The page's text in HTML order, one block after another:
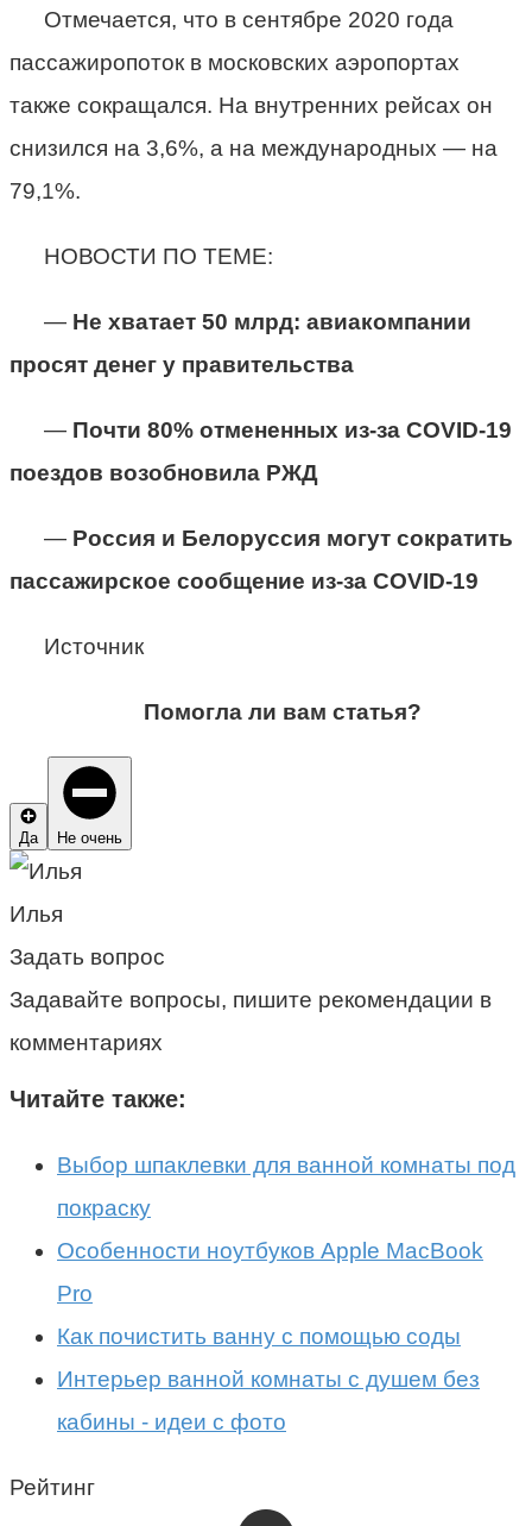
Отмечается, что в сентябре 2020 года
пассажиропоток в московских аэропортах
также сокращался. На внутренних рейсах он
снизился на 3,6%, а на международных — на
79,1%.
НОВОСТИ ПО ТЕМЕ:
— Не хватает 50 млрд: авиакомпании
просят денег у правительства
— Почти 80% отмененных из-за COVID-19
поездов возобновила РЖД
— Россия и Белоруссия могут сократить
пассажирское сообщение из-за COVID-19
Источник
Помогла ли вам статья?
Да Не очень
Илья
Задать вопрос
Задавайте вопросы, пишите рекомендации в
комментариях
Читайте также:
Выбор шпаклевки для ванной комнаты под
покраску
Особенности ноутбуков Apple MacBook
Pro
Как почистить ванну с помощью соды
Интерьер ванной комнаты с душем без
кабины - идеи с фото
Рейтинг